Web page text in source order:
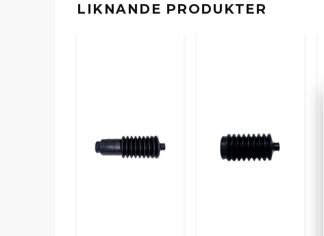
LIKNANDE PRODUKTER